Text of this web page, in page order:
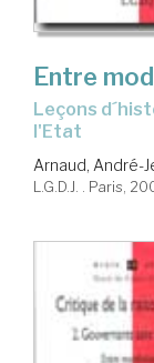
Entre
leçons d´histoire de la philosophie du droit et de
l'Etat
Arnaud, André-
L.G.D.J. . Paris,